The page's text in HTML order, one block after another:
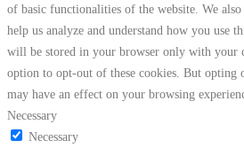
of basic functionalities of the website. We
help us analyze and understand how you use
will be stored in your browser only with your
option to opt-out of these cookies. But opting
may have an effect on your browsing
Necessary
Necessary